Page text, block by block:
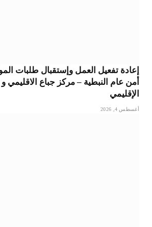
إعادة تفعيل العمل وإستقبال طلبات
أمن عام النبطية – مركز جباع الاقليمي
الإقليمي
أغسطس 4, 2026